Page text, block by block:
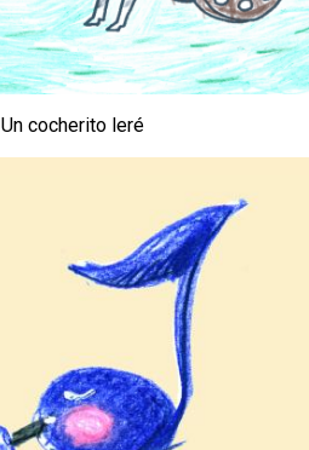
Un cocherito leré